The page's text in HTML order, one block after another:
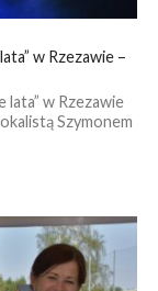
w Rzezawie –
w Rzezawie
Szymonem